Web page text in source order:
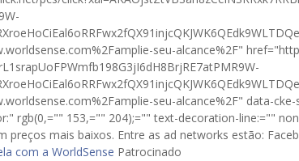
seu-alcance%2F"
seu-alcance%2F" data-
rgb(0,="" 153,="" 204);="" text-decoration-line:=""
mais baixos. Entre as ad networks estão:
com a WorldSense Patrocinado